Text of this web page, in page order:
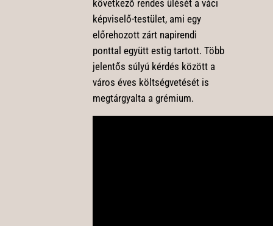
következő rendes ülését a váci
képviselő-testület, ami egy
előrehozott zárt napirendi
ponttal együtt estig tartott. Több
jelentős súlyú kérdés között a
város éves költségvetését is
megtárgyalta a grémium.